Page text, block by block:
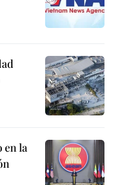
en la